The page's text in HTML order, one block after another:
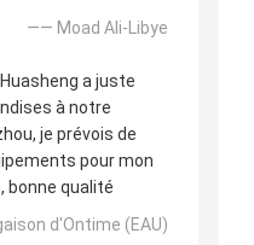
—— Moad Ali-Libye
a juste
à notre
je prévois de
pour mon
bonne qualité
d'Ontime (EAU)